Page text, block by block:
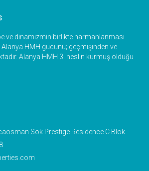
ve dinamizmin birlikte harmanlanması
HMH gücünü; geçmişinden ve
Alanya HMH 3. neslin kurmuş olduğu
Sok Prestige Residence C Blok